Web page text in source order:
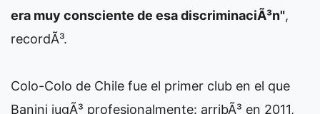
era muy consciente de esa discriminaciÃ³n",
recordÃ³.
Colo-Colo de Chile fue el primer club en el que
Banini jugÃ³ profesionalmente: arribÃ³ en 2011,